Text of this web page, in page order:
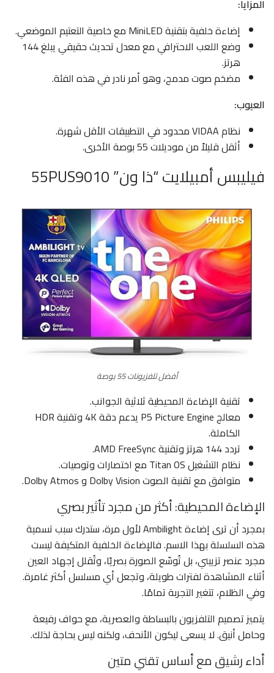
المزايا:
إضاءة خلفية بتقنية MiniLED مع خاصية التعتيم الموضعي.
وضع اللعب الاحترافي مع معدل تحديث حقيقي يبلغ 144
هرتز.
مضخم صوت مدمج، وهو أمر نادر في هذه الفئة.
العيوب:
نظام VIDAA محدود في التطبيقات الأقل شهرة.
أثقل قليلاً من موديلات 55 بوصة الأخرى.
فيليبس أمبيلايت “ذا ون” 55PUS9010
أفضل تلفزيونات 55 بوصة
تقنية الإضاءة المحيطية ثلاثية الجوانب.
معالج P5 Picture Engine يدعم دقة 4K وتقنية HDR
الكاملة.
تردد 144 هرتز وتقنية AMD FreeSync.
نظام التشغيل Titan OS مع اختصارات وتوصيات.
متوافق مع تقنية الصوت Dolby Vision و Dolby Atmos.
الإضاءة المحيطية: أكثر من مجرد تأثير بصري
بمجرد أن ترى إضاءة Ambilight لأول مرة، ستدرك سبب تسمية
هذه السلسلة بهذا الاسم. فالإضاءة الخلفية المتكيفة ليست
مجرد عنصر تزييني، بل تُوسّع الصورة بصريًا، وتُقلل إجهاد العين
أثناء المشاهدة لفترات طويلة، وتجعل أي مسلسل أكثر غامرة.
وفي الظلام، تتغير التجربة تمامًا.
يتميز تصميم التلفزيون بالبساطة والعصرية، مع حواف رفيعة
وحامل أنيق. لا يسعى ليكون الأنحف، ولكنه ليس بحاجة لذلك.
أداء رشيق مع أساس تقني متين